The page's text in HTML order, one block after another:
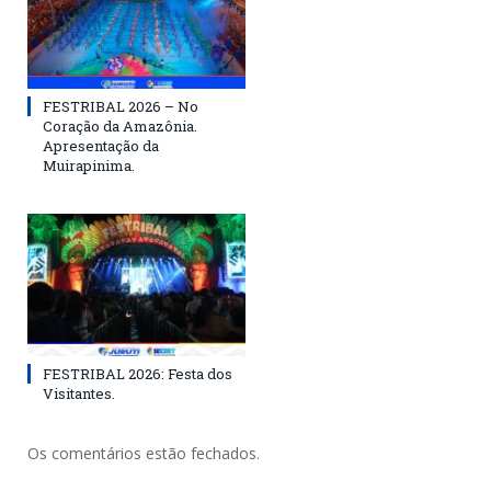
FESTRIBAL 2026 – No
Coração da Amazônia.
Apresentação da
Muirapinima.
FESTRIBAL 2026: Festa dos
Visitantes.
Os comentários estão fechados.